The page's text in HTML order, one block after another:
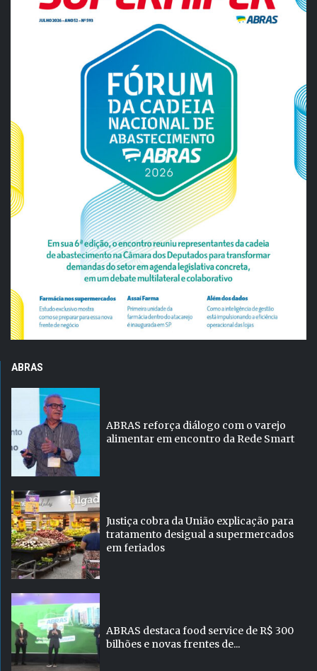
ABRAS
ABRAS reforça diálogo com o varejo
alimentar em encontro da Rede Smart
Justiça cobra da União explicação para
tratamento desigual a supermercados
em feriados
ABRAS destaca food service de R$ 300
bilhões e novas frentes de...